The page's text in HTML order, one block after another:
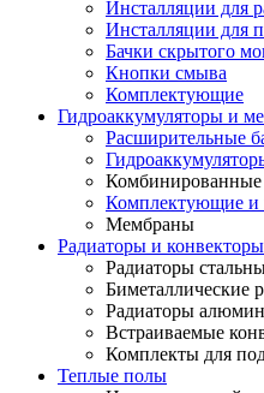
Инсталляции для
Инсталляции для
Бачки скрытого
Кнопки смыва
Комплектующие
Гидроаккумуляторы и
Расширительные
Комбинированные
Комплектующие и
Мембраны
Радиаторы и
Радиаторы
Биметаллические
Радиаторы
Встраиваемые
Комплекты для
Теплые полы